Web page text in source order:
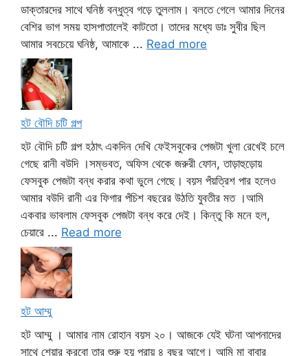
ডাক্তারদের সাথে ঘনিষ্ঠ বন্ধুত্ব গড়ে তুললাম। বলতে গেলে আমার দিনের
বেশির ভাগ সময় হাসপাতালেই কাটতো। তাদের মধ্যে ডাঃ সুবীর ছিল
আমার সবচেয়ে ঘনিষ্ঠ, আমাকে ... Read more
হট বৌদি চটি গল্প
হট বৌদি চটি গল্প হঠাৎ একদিন দেখি ফেইসবুকের পেজটা খুলা রেখেই চলে
গেছে রানী বউদি ।সম্ভবত, অফিস থেকে জরুরী ফোন, তাড়াহুড়োয়
ফেসবুক পেজটা বন্ধ করার কথা ভুলে গেছে। বয়স পঁয়ত্রিশ পার হলেও
আমার বউদি রানী এর ফিগার পঁচিশ বছরের উঠতি যুবতীর মত ।আমি
একবার ভাবলাম ফেসবুক পেজটা বন্ধ করে দেই। কিন্তু কি মনে হল,
চেয়ারে ... Read more
হট আম্মু
হট আম্মু । আমার নাম রোহান বয়স ২০। আজকে যেই ঘটনা আপনাদের
সাথে শেয়ার করবো তার শুরু হয় প্রায় ৪ বছর আগে। আমি মা বাবার